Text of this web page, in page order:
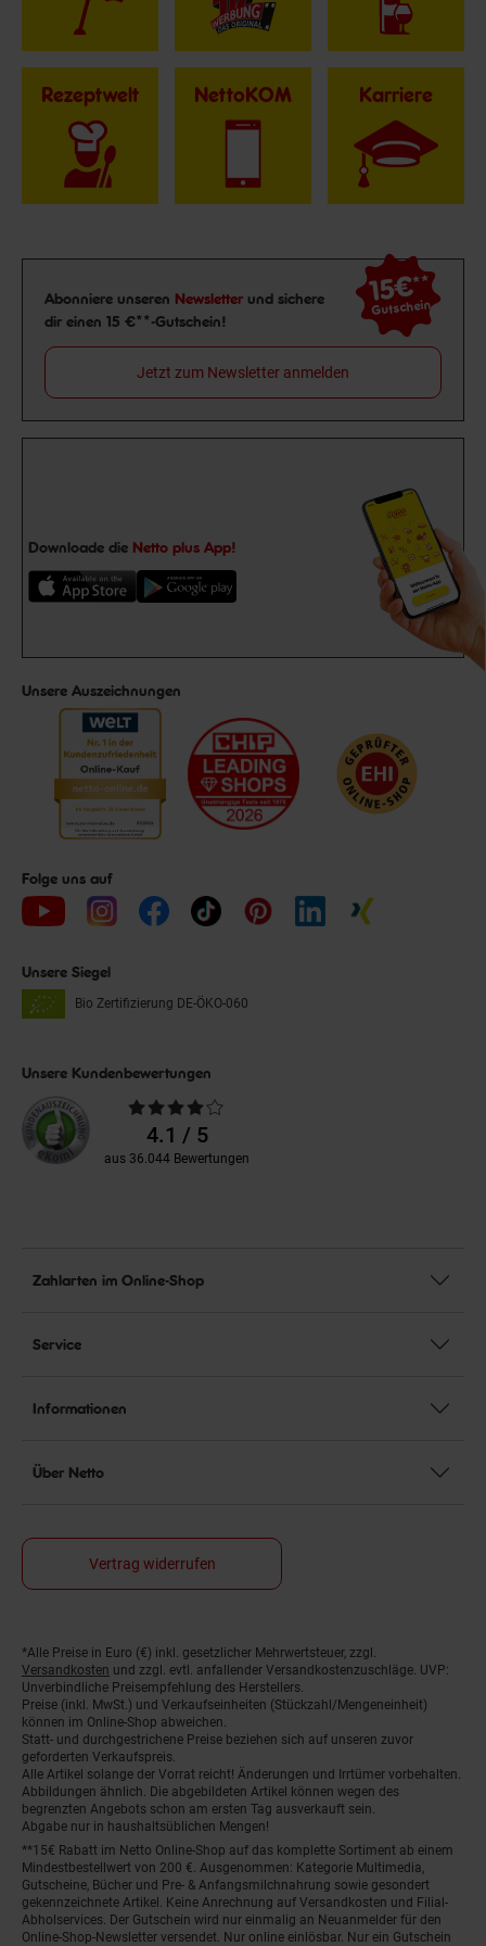
Rezeptwelt NettoKOM Karriere
Newsletter Anmeldung
Abonniere unseren Newsletter und sichere
dir einen 15 €**-Gutschein!
15€**
Gutschein
Jetzt zum Newsletter anmelden
Downloade die Netto plus App!
Unsere Auszeichnungen
Folge uns auf
Unsere Siegel
Bio Zertifizierung DE-ÖKO-060
Unsere Kundenbewertungen
Durchschnittliche
Bewertungen4.1 / 5
aus 36.044 Bewertungen
Zahlarten im Online-Shop
Service
Informationen
Über Netto
Vertrag widerrufen
Fußnoten
*Alle Preise in Euro (€) inkl. gesetzlicher Mehrwertsteuer, zzgl.
Versandkosten und zzgl. evtl. anfallender Versandkostenzuschläge. UVP:
Unverbindliche Preisempfehlung des Herstellers.
Preise (inkl. MwSt.) und Verkaufseinheiten (Stückzahl/Mengeneinheit)
können im Online-Shop abweichen.
Statt- und durchgestrichene Preise beziehen sich auf unseren zuvor
geforderten Verkaufspreis.
Alle Artikel solange der Vorrat reicht! Änderungen und Irrtümer vorbehalten.
Abbildungen ähnlich. Die abgebildeten Artikel können wegen des
begrenzten Angebots schon am ersten Tag ausverkauft sein.
Abgabe nur in haushaltsüblichen Mengen!
**15€ Rabatt im Netto Online-Shop auf das komplette Sortiment ab einem
Mindestbestellwert von 200 €. Ausgenommen: Kategorie Multimedia,
Gutscheine, Bücher und Pre- & Anfangsmilchnahrung sowie gesondert
gekennzeichnete Artikel. Keine Anrechnung auf Versandkosten und Filial-
Abholservices. Der Gutschein wird nur einmalig an Neuanmelder für den
Online-Shop-Newsletter versendet. Nur online einlösbar. Nur ein Gutschein